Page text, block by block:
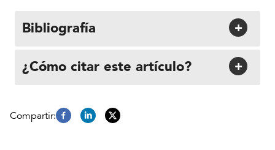
Bibliografía +
¿Cómo citar este artículo? +